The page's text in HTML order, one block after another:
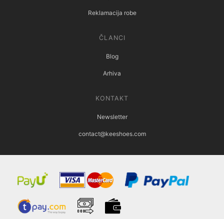
Reklamacija robe
ČLANCI
Blog
Arhiva
KONTAKT
Newsletter
contact@keeshoes.com